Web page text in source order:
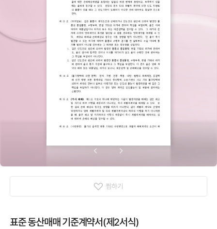
찜하기
표준 동산매매 기준계약서(제2서식)